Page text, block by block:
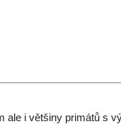
ale i většiny primátů s